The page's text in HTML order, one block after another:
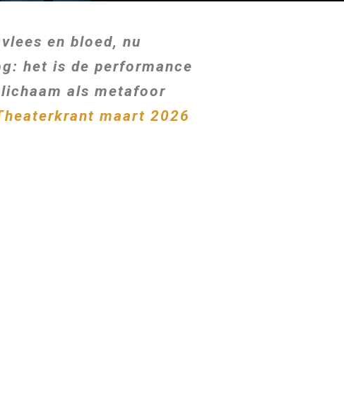
en bloed, nu
het is de performance
als metafoor
maart 2026